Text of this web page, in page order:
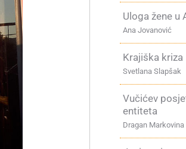
Uloga žene u
Ana Jovanović
Krajiška kriza
Svetlana Slapšak
Vučićev
entiteta
Dragan Markovina